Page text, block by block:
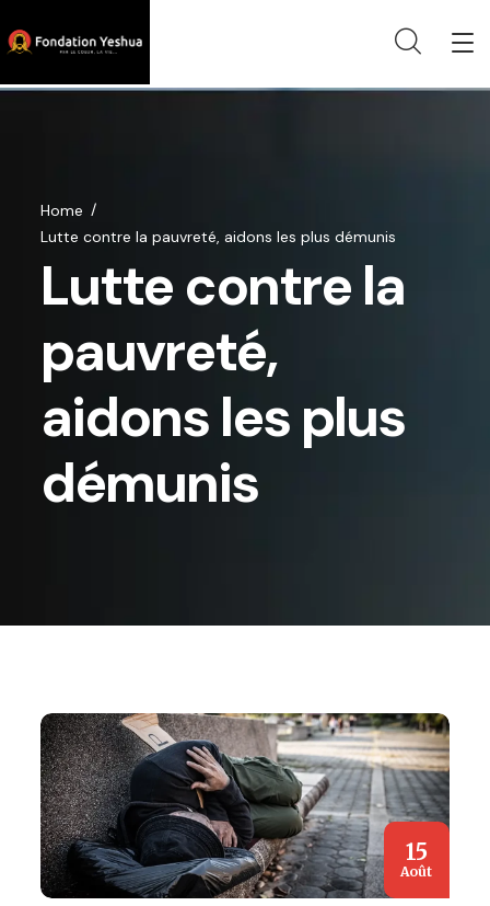
Lutte contre la
pauvreté,
aidons les plus
démunis
Home
Lutte contre la pauvreté, aidons les plus démunis
15
Août